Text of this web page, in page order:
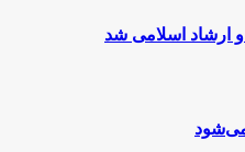
ارشاد اسلامی شد
می‌شود